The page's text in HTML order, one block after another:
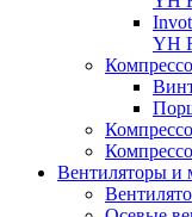
YH
Вентиляторы и